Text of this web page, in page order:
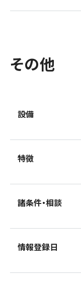
その他
設備
特徴
諸条件・相談
情報登録日